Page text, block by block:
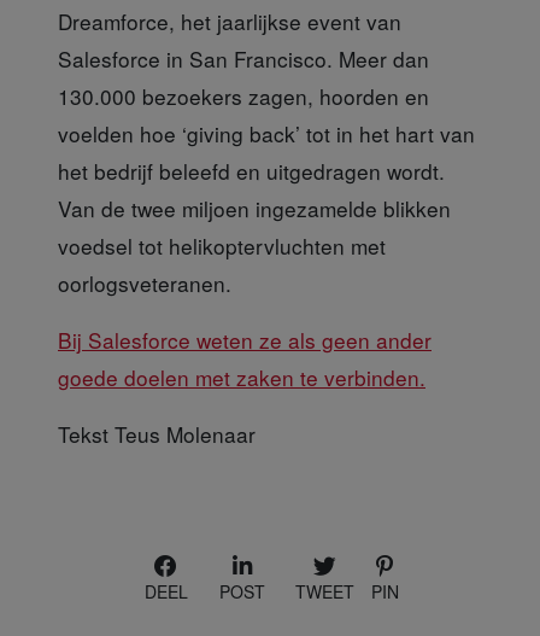
Dreamforce, het jaarlijkse event van
Salesforce in San Francisco. Meer dan
130.000 bezoekers zagen, hoorden en
voelden hoe ‘giving back’ tot in het hart van
het bedrijf beleefd en uitgedragen wordt.
Van de twee miljoen ingezamelde blikken
voedsel tot helikoptervluchten met
oorlogsveteranen.
Bij Salesforce weten ze als geen ander
goede doelen met zaken te verbinden.
Tekst Teus Molenaar
DEEL POST TWEET PIN